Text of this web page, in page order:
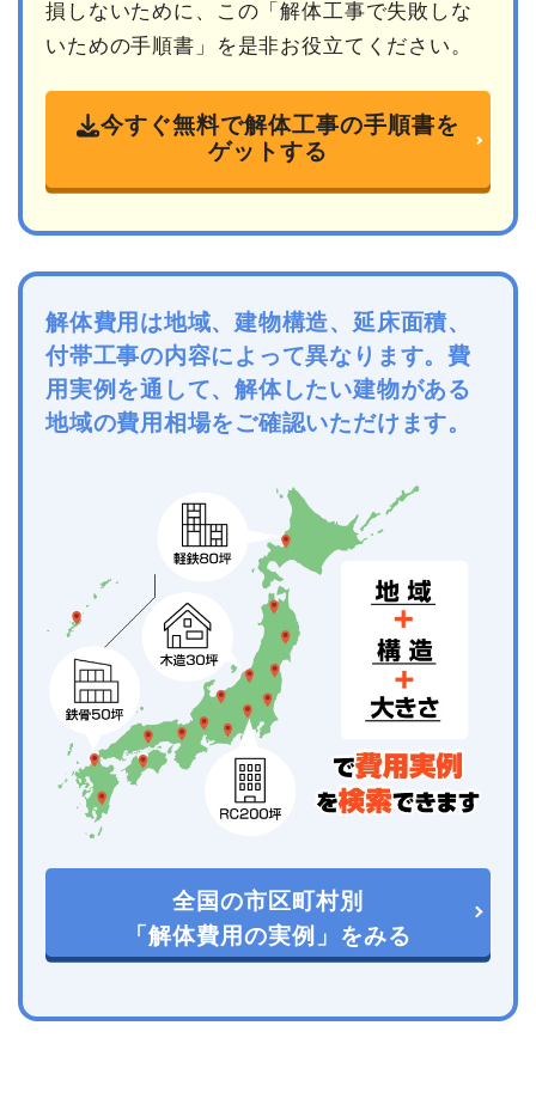
損しないために、この「解体工事で失敗しな
いための手順書」を是非お役立てください。
今すぐ無料で解体工事の手順書を
ゲットする
解体費用は地域、建物構造、延床面積、
付帯工事の内容によって異なります。費
用実例を通して、解体したい建物がある
地域の費用相場をご確認いただけます。
全国の市区町村別
「解体費用の実例」をみる